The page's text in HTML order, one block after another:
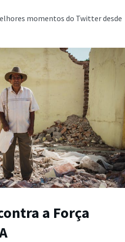
momentos do Twitter desde
a Força